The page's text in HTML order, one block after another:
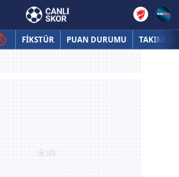
FİKSTÜR PUAN DURUMU TAKIMLAR